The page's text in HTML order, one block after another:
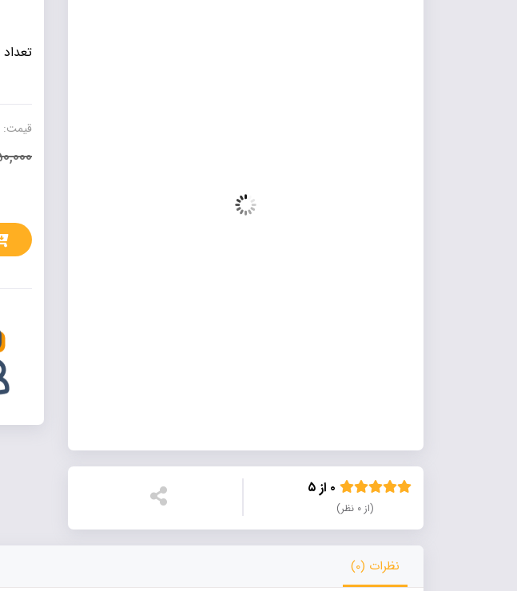
(از ۰ نظر)
تعداد
قیمت:
750,000
نظرات (0)